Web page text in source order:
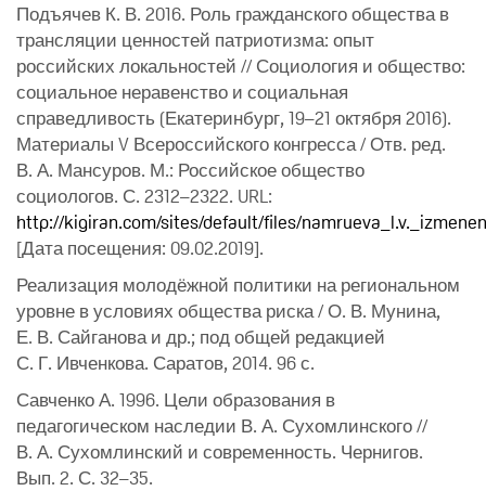
Подъячев К. В. 2016. Роль гражданского общества в
трансляции ценностей патриотизма: опыт
российских локальностей // Социология и общество:
социальное неравенство и социальная
справедливость (Екатеринбург, 19–21 октября 2016).
Материалы V Всероссийского конгресса / Отв. ред.
В. А. Мансуров. М.: Российское общество
социологов. С. 2312–2322. URL:
http://kigiran.com/sites/default/files/
[Дата посещения: 09.02.2019].
Реализация молодёжной политики на региональном
уровне в условиях общества риска / О. В. Мунина,
Е. В. Сайганова и др.; под общей редакцией
С. Г. Ивченкова. Саратов, 2014. 96 с.
Савченко А. 1996. Цели образования в
педагогическом наследии В. А. Сухомлинского //
В. А. Сухомлинский и современность. Чернигов.
Вып. 2. С. 32–35.